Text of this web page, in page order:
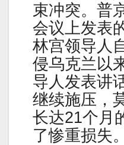
束冲突。普
会议上发表
林宫领导人
侵乌克兰以
导人发表讲
继续施压，
长达21个月
了惨重损失。